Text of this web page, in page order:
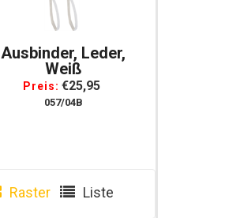
Ausbinder, Leder,
Weiß
Preis: €25,95
057/04B
Raster Liste